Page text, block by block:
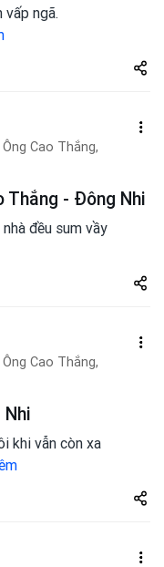
vấp ngã.
Share
zuto.vn
Ông Cao Thắng,
Thắng - Đông Nhi
đều sum vầy
Share
zuto.vn
Ông Cao Thắng,
Nhi
khi vẫn còn xa
Share
zuto.vn